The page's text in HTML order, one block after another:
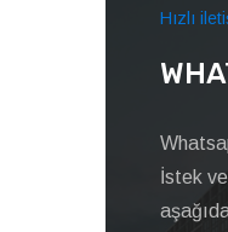
Hızlı
İstek